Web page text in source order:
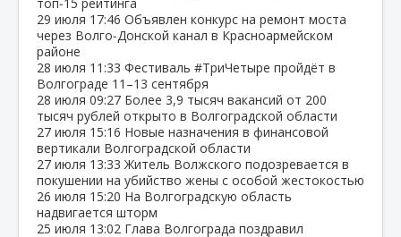
29 июля 17:46 Объявлен конкурс на ремонт моста
через Волго‑Донской канал в Красноармейском
районе
28 июля 11:33 Фестиваль #ТриЧетыре пройдёт в
Волгограде 11–13 сентября
28 июля 09:27 Более 3,9 тысяч вакансий от 200
тысяч рублей открыто в Волгоградской области
27 июля 15:16 Новые назначения в финансовой
вертикали Волгоградской области
27 июля 13:33 Житель Волжского подозревается в
покушении на убийство жены с особой жестокостью
26 июля 15:20 На Волгоградскую область
надвигается шторм
25 июля 13:02 Глава Волгограда поздравил